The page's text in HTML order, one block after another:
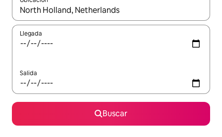
Cuando los resultados estén disponibles, podrás navegar
Llegada
Salida
Buscar